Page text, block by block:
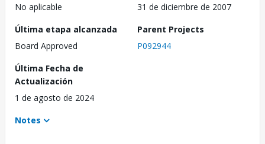
No aplicable
31 de diciembre de 2007
Última etapa alcanzada
Board Approved
Parent Projects
P092944
Última Fecha de
Actualización
1 de agosto de 2024
Notes